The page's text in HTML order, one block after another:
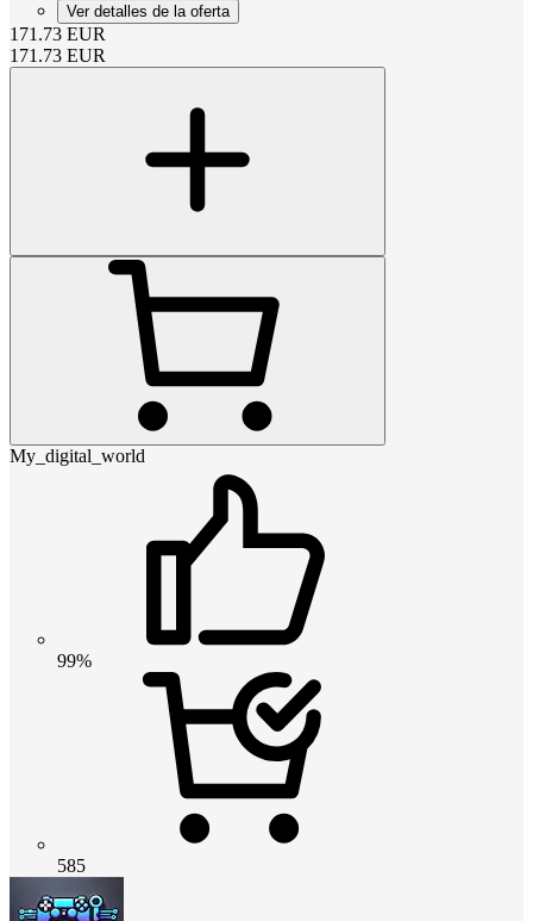
Ver detalles de la oferta
171.73 EUR
171.73 EUR
My_digital_world
99%
585